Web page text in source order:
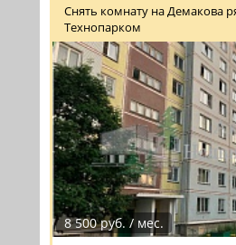
Снять комнату на Демакова
Технопарком
8 500 руб. / мес.